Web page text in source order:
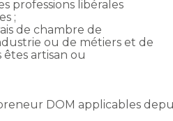
professions libérales
;
de chambre de
ou de métiers et de
êtes artisan ou
DOM applicables